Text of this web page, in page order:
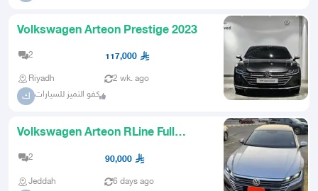
Volkswagen Arteon Prestige 2023
2 117,000
Riyadh 2 wk. ago
ك كفو التميز للسيارات
Volkswagen Arteon RLine Full
Option
2 90,000
Jeddah 6 days ago